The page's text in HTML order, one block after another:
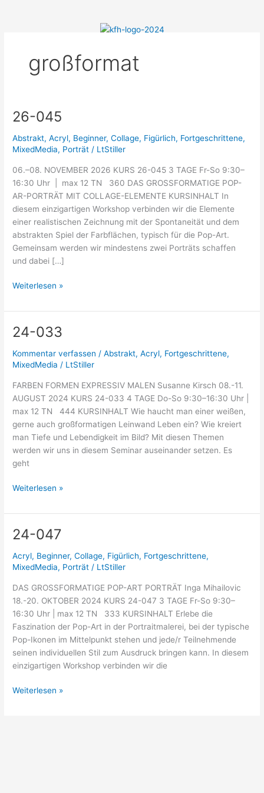
großformat
26-045
Abstrakt,Acryl, Beginner,Collage, Figürlich, Fortgeschrittene,
MixedMedia, Porträt / LtStiller
06.–08. NOVEMBER 2026 KURS 26-045 3 TAGE Fr-So 9:30–
16:30 Uhr | max 12 TN 360 DAS GROSSFORMATIGE POP-
AR-PORTRÄT MIT COLLAGE-ELEMENTE KURSINHALT In
diesem einzigartigen Workshop verbinden wir die Elemente
einer realistischen Zeichnung mit der Spontaneität und dem
abstrakten Spiel der Farbflächen, typisch für die Pop-Art.
Gemeinsam werden wir mindestens zwei Porträts schaffen
und dabei […]
26-
Weiterlesen »
24-033
Kommentar verfassen /Abstrakt,Acryl, Fortgeschrittene,
MixedMedia / LtStiller
FARBEN FORMEN EXPRESSIV MALEN Susanne Kirsch 08.-11.
AUGUST 2024 KURS 24-033 4 TAGE Do-So 9:30–16:30 Uhr |
max 12 TN 444 KURSINHALT Wie haucht man einer weißen,
gerne auch großformatigen Leinwand Leben ein? Wie kreiert
man Tiefe und Lebendigkeit im Bild? Mit diesen Themen
werden wir uns in diesem Seminar auseinander setzen. Es
geht
24-
Weiterlesen »
24-047
Acryl, Beginner,Collage, Figürlich, Fortgeschrittene,
MixedMedia, Porträt / LtStiller
DAS GROSSFORMATIGE POP-ART PORTRÄT Inga Mihailovic
18.-20. OKTOBER 2024 KURS 24-047 3 TAGE Fr-So 9:30–
16:30 Uhr | max 12 TN 333 KURSINHALT Erlebe die
Faszination der Pop-Art in der Portraitmalerei, bei der typische
Pop-Ikonen im Mittelpunkt stehen und jede/r Teilnehmende
seinen individuellen Stil zum Ausdruck bringen kann. In diesem
einzigartigen Workshop verbinden wir die
24-
Weiterlesen »